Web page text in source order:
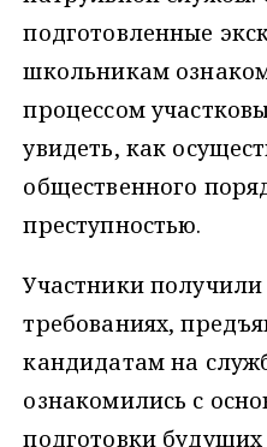
подготовленные
школьникам
процессом
увидеть, как
общественного
преступностью.
Участники
требованиях,
кандидатам на
ознакомились с
подготовки